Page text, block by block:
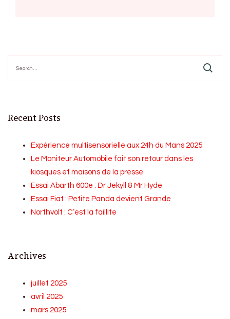
for:
Recent Posts
Expérience multisensorielle aux 24h du Mans 2025
Le Moniteur Automobile fait son retour dans les
kiosques et maisons de la presse
Essai Abarth 600e : Dr Jekyll & Mr Hyde
Essai Fiat : Petite Panda devient Grande
Northvolt : C’est la faillite
Archives
juillet 2025
avril 2025
mars 2025